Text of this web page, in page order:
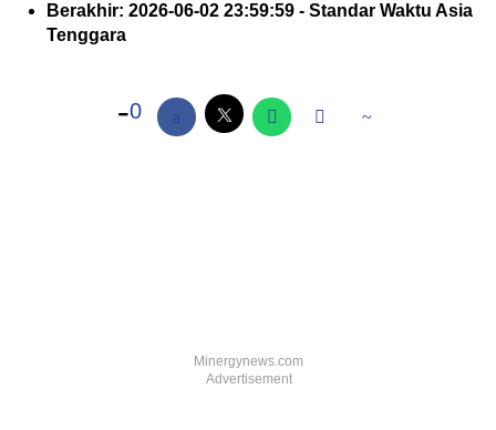
Berakhir: 2026-06-02 23:59:59 - Standar Waktu Asia
Tenggara
0